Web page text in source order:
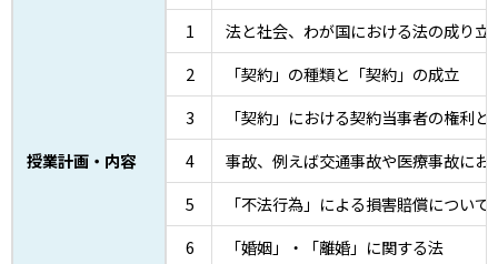
授業計画・内容
1
法と社会、わが国における法の成り立
2
「契約」の種類と「契約」の成立
3
「契約」における契約当事者の権利と
4
事故、例えば交通事故や医療事故に
5
「不法行為」による損害賠償について
6
「婚姻」・「離婚」に関する法